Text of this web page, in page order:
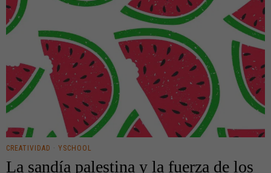
CREATIVIDAD · YSCHOOL
La sandía palestina y la fuerza de los